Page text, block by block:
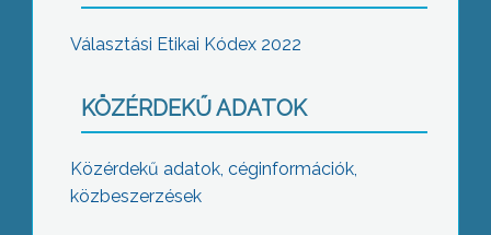
Választási Etikai Kódex 2022
KÖZÉRDEKŰ ADATOK
Közérdekű adatok, céginformációk,
közbeszerzések